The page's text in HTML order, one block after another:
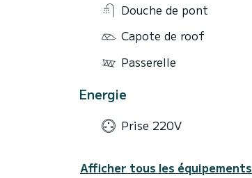
Douche de pont
Capote de roof
Passerelle
Energie
Prise 220V
Afficher tous les équipements